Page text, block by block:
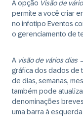
A opção Visão de
permite a você criar
no infotipo Eventos
o gerenciamento de
A visão de vários dias
gráfica dos dados de
de dias, semanas,
também pode
denominações
uma barra à